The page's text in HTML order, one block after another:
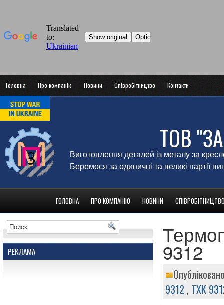
Головна Про компанію Новини Співробітництво Контакти
ТОВ
Виготовлення деталей із металу за
Беремося за одиничні та великі партії
ГОЛОВНА ПРО КОМПАНІЮ НОВИНИ
РЕКЛАМА 9312
9312 , ТХК